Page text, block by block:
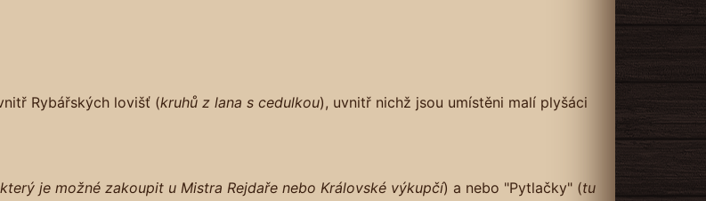
Rybářských lovišť (kruhů z lana s cedulkou), uvnitř nichž jsou umístěni malí plyšáci
který je možné zakoupit u Mistra Rejdaře nebo Královské výkupčí) a nebo "Pytlačky" (tu